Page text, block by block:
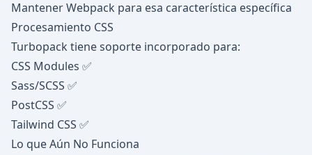
Mantener Webpack para esa característica específica
Procesamiento CSS
Turbopack tiene soporte incorporado para:
CSS Modules ✅
Sass/SCSS ✅
PostCSS ✅
Tailwind CSS ✅
Lo que Aún No Funciona